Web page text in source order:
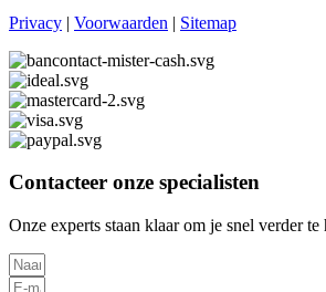
Privacy | Voorwaarden | Sitemap
Contacteer onze specialisten
Onze experts staan klaar om je snel verder te